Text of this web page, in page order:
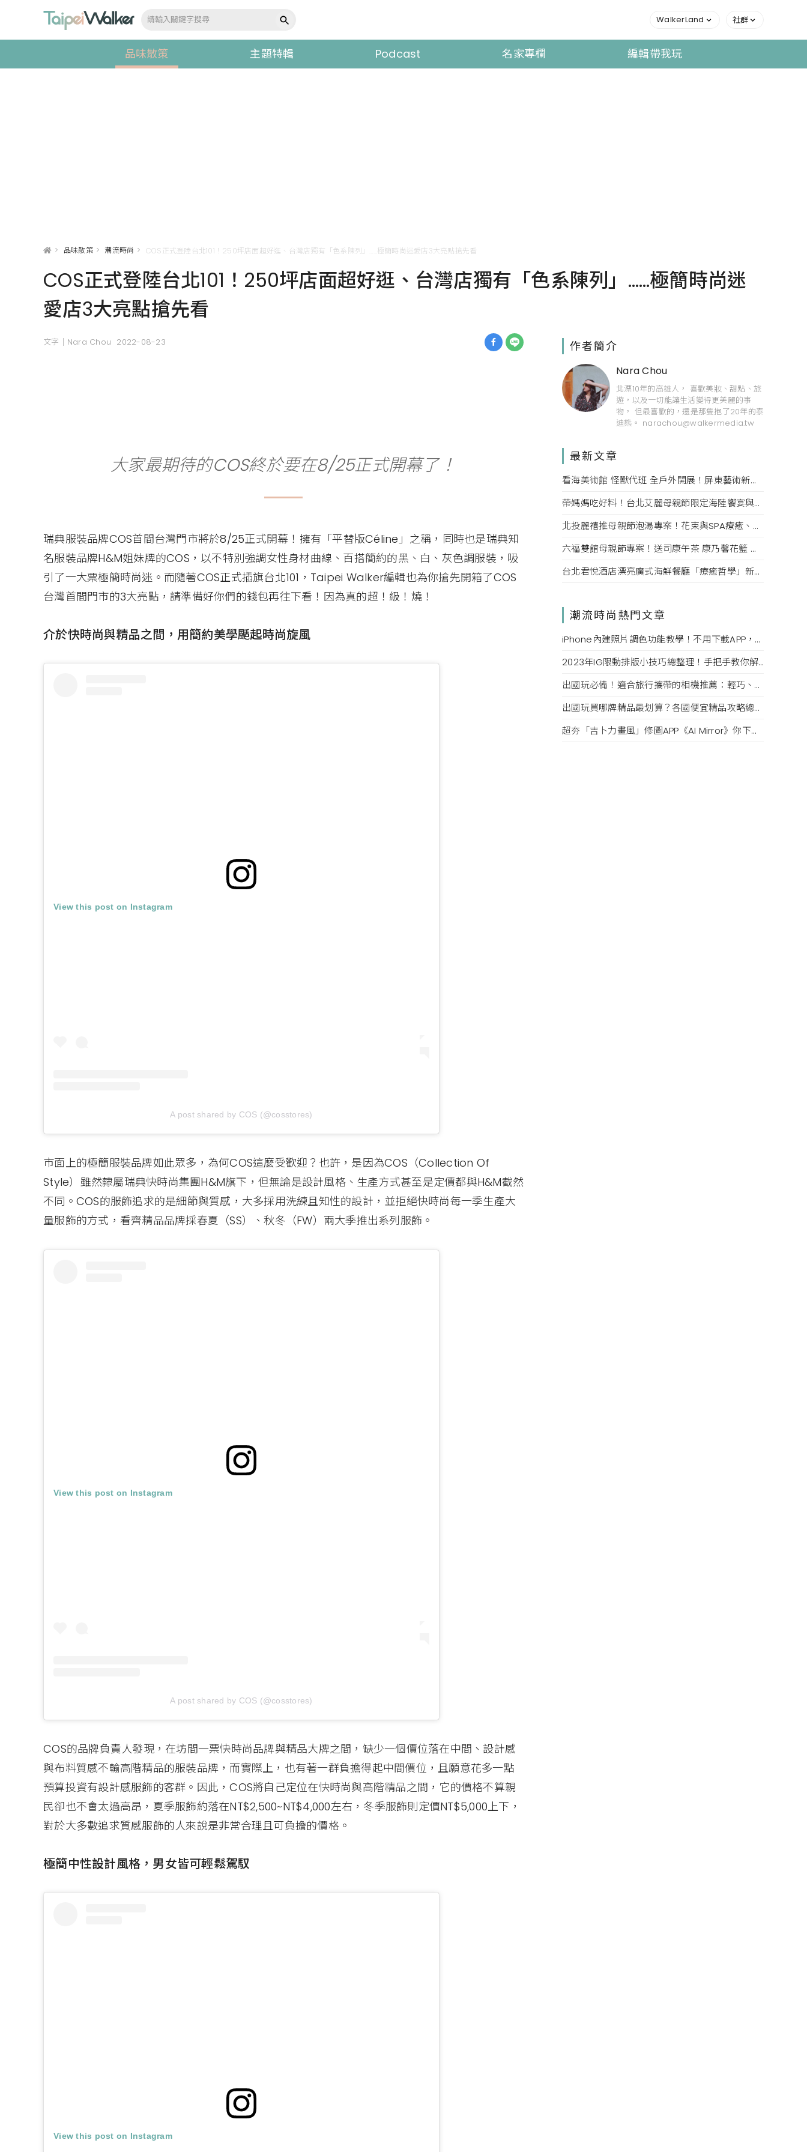
WalkerLand 社群
品味散策 主題特輯 Podcast 名家專欄 編輯帶我玩
> 品味散策 > 潮流時尚 > COS正式登陸台北101！250坪店面超好逛、台灣店獨有「色系陳列」……極簡時尚迷愛店3大亮點搶先看
COS正式登陸台北101！250坪店面超好逛、台灣店獨有「色系陳列」……極簡時尚迷
愛店3大亮點搶先看
文字｜Nara Chou 2022-08-23
大家最期待的COS終於要在8/25正式開幕了！
瑞典服裝品牌COS首間台灣門市將於8/25正式開幕！擁有「平替版Céline」之稱，同時也是瑞典知
名服裝品牌H&M姐妹牌的COS，以不特別強調女性身材曲線、百搭簡約的黑、白、灰色調服裝，吸
引了一大票極簡時尚迷。而隨著COS正式插旗台北101，Taipei Walker編輯也為你搶先開箱了COS
台灣首間門市的3大亮點，請準備好你們的錢包再往下看！因為真的超！級！燒！
介於快時尚與精品之間，用簡約美學颳起時尚旋風
View this post on Instagram
A post shared by COS (@cosstores)
市面上的極簡服裝品牌如此眾多，為何COS這麼受歡迎？也許，是因為COS（Collection Of
Style）雖然隸屬瑞典快時尚集團H&M旗下，但無論是設計風格、生產方式甚至是定價都與H&M截然
不同。COS的服飾追求的是細節與質感，大多採用洗練且知性的設計，並拒絕快時尚每一季生產大
量服飾的方式，看齊精品品牌採春夏（SS）、秋冬（FW）兩大季推出系列服飾。
View this post on Instagram
A post shared by COS (@cosstores)
COS的品牌負責人發現，在坊間一票快時尚品牌與精品大牌之間，缺少一個價位落在中間、設計感
與布料質感不輸高階精品的服裝品牌，而實際上，也有著一群負擔得起中間價位，且願意花多一點
預算投資有設計感服飾的客群。因此，COS將自己定位在快時尚與高階精品之間，它的價格不算親
民卻也不會太過高昂，夏季服飾約落在NT$2,500~NT$4,000左右，冬季服飾則定價NT$5,000上下，
對於大多數追求質感服飾的人來說是非常合理且可負擔的價格。
極簡中性設計風格，男女皆可輕鬆駕馭
View this post on Instagram
作者簡介
Nara Chou
北漂10年的高雄人， 喜歡美妝、甜點、旅
遊，以及一切能讓生活變得更美麗的事
物， 但最喜歡的，還是那隻抱了20年的泰
迪熊。 narachou@walkermedia.tw
最新文章
看海美術館 怪獸代班 全戶外開展！屏東藝術新亮點 網美必拍。
帶媽媽吃好料！台北艾麗母親節限定海陸饗宴與住房專案一次收藏。
北投麗禧推母親節泡湯專案！花束與SPA療癒、甜點同步登場
六福雙館母親節專案！送司康午茶 康乃馨花籃 演唱會票，高鐵78折限量。
台北君悅酒店漂亮廣式海鮮餐廳「療癒哲學」新菜單！每一口都成為心靈的享受。
潮流時尚熱門文章
iPhone內建照片調色功能教學！不用下載APP，用這幾款「調色參數」也能調出日系感、復古色調
2023年IG限動排版小技巧總整理！手把手教你解鎖隱藏版字體、幫背景換顏色，打造質感限時動態
出國玩必備！適合旅行攜帶的相機推薦：輕巧、不佔空間又好上手，新手也能拍出質感美照
出國玩買哪牌精品最划算？各國便宜精品攻略總整理，用75折購入香奈兒、CELINE質感包款
超夯「吉卜力畫風」修圖APP《AI Mirror》你下載了嗎？一秒將美照變成宮崎駿電影封面，網美們必學